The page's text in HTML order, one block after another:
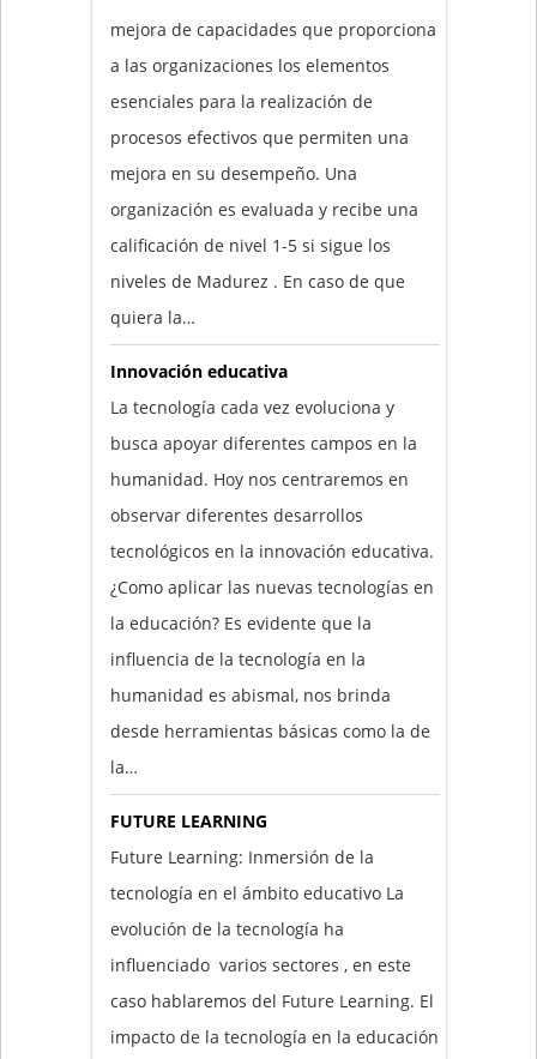
mejora de capacidades que proporciona
a las organizaciones los elementos
esenciales para la realización de
procesos efectivos que permiten una
mejora en su desempeño. Una
organización es evaluada y recibe una
calificación de nivel 1-5 si sigue los
niveles de Madurez . En caso de que
quiera la…
Innovación educativa
La tecnología cada vez evoluciona y
busca apoyar diferentes campos en la
humanidad. Hoy nos centraremos en
observar diferentes desarrollos
tecnológicos en la innovación educativa.
¿Como aplicar las nuevas tecnologías en
la educación? Es evidente que la
influencia de la tecnología en la
humanidad es abismal, nos brinda
desde herramientas básicas como la de
la…
FUTURE LEARNING
Future Learning: Inmersión de la
tecnología en el ámbito educativo La
evolución de la tecnología ha
influenciado varios sectores , en este
caso hablaremos del Future Learning. El
impacto de la tecnología en la educación